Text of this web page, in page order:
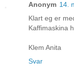
Anonym 14.
Klart eg er
Kaffimaskina
Klem Anita
Svar